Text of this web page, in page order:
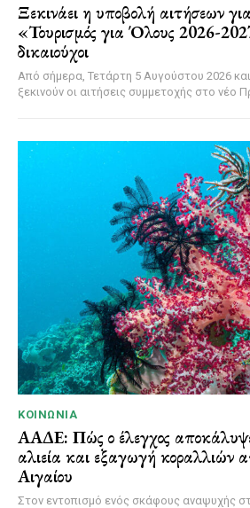
Ξεκινάει η υποβολή αιτήσεων
«Τουρισμός για Όλους 2026-
δικαιούχοι
Από σήμερα, Τετάρτη 5 Αυγούστου 2026
ξεκινούν οι αιτήσεις συμμετοχής στο νέο
ΚΟΙΝΩΝΊΑ
ΑΑΔΕ: Πώς ο έλεγχος
αλιεία και εξαγωγή κοραλλιών
Αιγαίου
Στον εντοπισμό ενός σκάφους αναψυχής